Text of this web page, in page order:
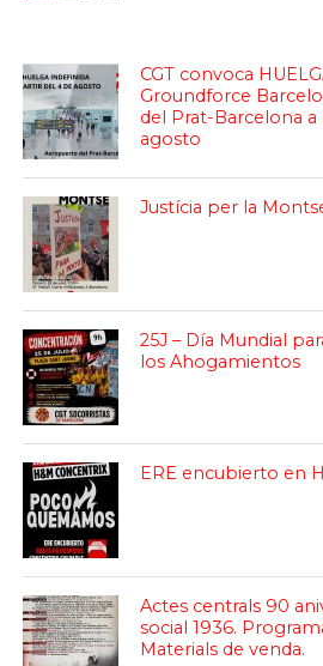
CGT convoca
Groundforce
del Prat-Barcelona
agosto
Justícia per la
25J – Día Mundial
los Ahogamientos
ERE encubierto en
Actes centrals 90
social 1936.
Materials de venda.